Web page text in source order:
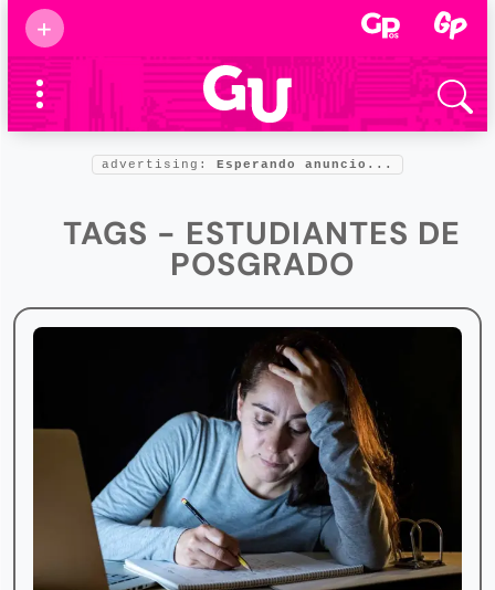
+
Supermamás
2025
Marcas de
confianza
Foro salud
advertising: Esperando anuncio...
TAGS - ESTUDIANTES DE
POSGRADO